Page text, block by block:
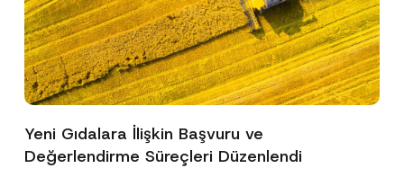
Yeni Gıdalara İlişkin Başvuru ve
Değerlendirme Süreçleri Düzenlendi